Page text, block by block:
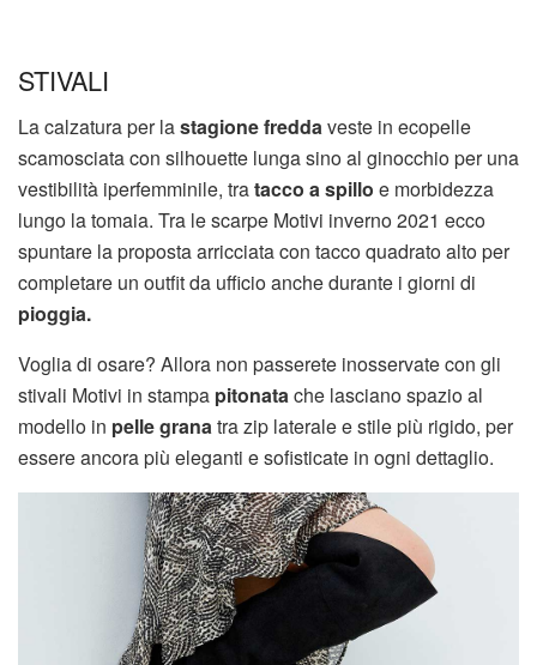
STIVALI
La calzatura per lastagione fredda veste in ecopelle
scamosciata con silhouette lunga sino al ginocchio per una
vestibilità iperfemminile, tratacco a spillo e morbidezza
lungo la tomaia. Tra le scarpe Motivi inverno 2021 ecco
spuntare la proposta arricciata con tacco quadrato alto per
completare un outfit da ufficio anche durante i giorni di
pioggia.
Voglia di osare? Allora non passerete inosservate con gli
stivali Motivi in stampa pitonata che lasciano spazio al
modello in pelle grana tra zip laterale e stile più rigido, per
essere ancora più eleganti e sofisticate in ogni dettaglio.